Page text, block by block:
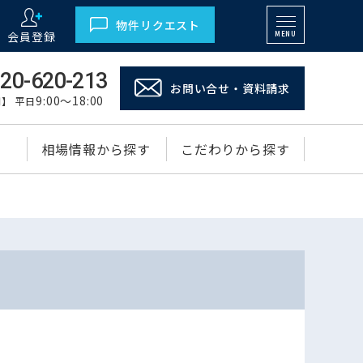
会員登録
物件リクエスト
MENU
620-213
平日9:00～18:00
お問い合せ・資料請求
相場情報から探す こだわりから探す